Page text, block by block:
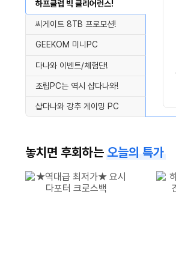
하프클럽 빅 클리어런스!
씨게이트 8TB 프로모션!
GEEKOM 미니PC
다나와 이벤트/체험단!
조립PC는 역시 샵다나와!
샵다나와 강추 게이밍 PC
놓치면 후회하는 오늘의 특가